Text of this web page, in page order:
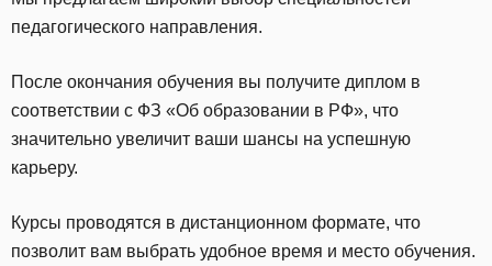
педагогического направления.
После окончания обучения вы получите диплом в
соответствии с ФЗ «Об образовании в РФ», что
значительно увеличит ваши шансы на успешную
карьеру.
Курсы проводятся в дистанционном формате, что
позволит вам выбрать удобное время и место обучения.